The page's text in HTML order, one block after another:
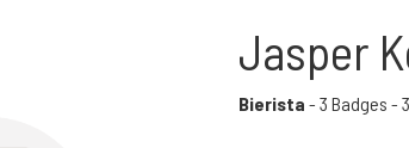
Jasper
Bierista - 3 Badges -